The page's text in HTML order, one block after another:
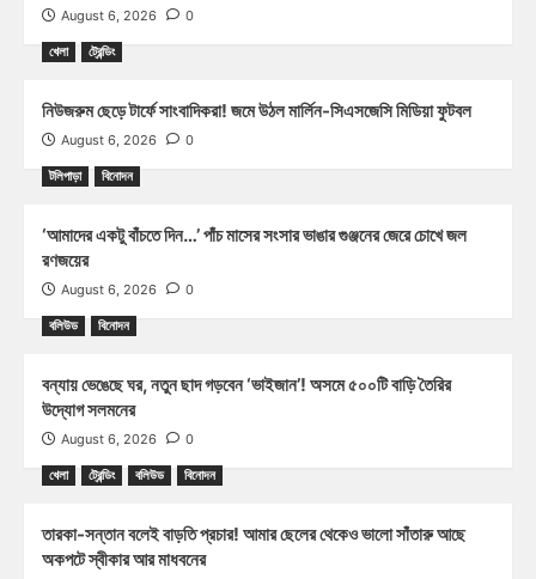
August 6, 2026 0
খেলা ট্রেন্ডিং
নিউজরুম ছেড়ে টার্ফে সাংবাদিকরা! জমে উঠল মার্লিন-সিএসজেসি মিডিয়া ফুটবল
August 6, 2026 0
টলিপাড়া বিনোদন
‘আমাদের একটু বাঁচতে দিন…’ পাঁচ মাসের সংসার ভাঙার গুঞ্জনের জেরে চোখে জল
রণজয়ের
August 6, 2026 0
বলিউড বিনোদন
বন্যায় ভেঙেছে ঘর, নতুন ছাদ গড়বেন ‘ভাইজান’! অসমে ৫০০টি বাড়ি তৈরির
উদ্যোগ সলমনের
August 6, 2026 0
খেলা ট্রেন্ডিং বলিউড বিনোদন
তারকা-সন্তান বলেই বাড়তি প্রচার! আমার ছেলের থেকেও ভালো সাঁতারু আছে
অকপটে স্বীকার আর মাধবনের